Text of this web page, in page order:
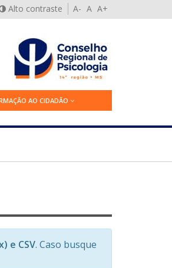
Alto contraste A- A A+
AO CIDADÃO
e CSV. Caso busque